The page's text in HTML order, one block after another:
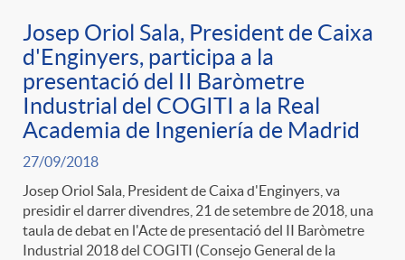
Josep Oriol Sala, President de Caixa
d'Enginyers, participa a la
presentació del II Baròmetre
Industrial del COGITI a la Real
Academia de Ingeniería de Madrid
27/09/2018
Josep Oriol Sala, President de Caixa d'Enginyers, va
presidir el darrer divendres, 21 de setembre de 2018, una
taula de debat en l'Acte de presentació del II Baròmetre
Industrial 2018 del COGITI (Consejo General de la